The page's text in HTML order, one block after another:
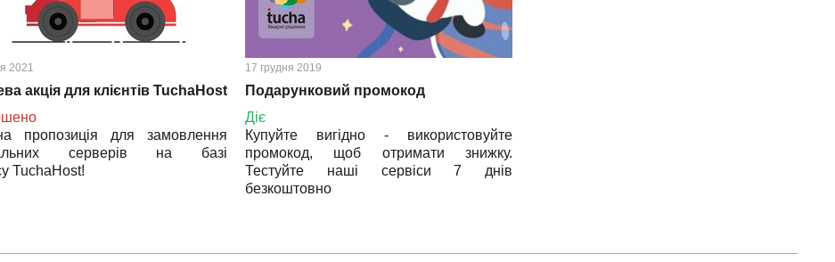
2021
акція для клієнтів TuchaHost
пропозиція для замовлення
серверів на базі
TuchaHost!
17 грудня 2019
Подарунковий промокод
Діє
Купуйте вигідно - використовуйте
промокод, щоб отримати знижку.
Тестуйте наші сервіси 7 днів
безкоштовно